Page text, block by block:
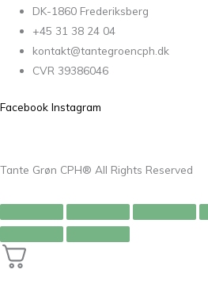
DK-1860 Frederiksberg
+45 31 38 24 04
kontakt@tantegroencph.dk
CVR 39386046
Facebook Instagram
Tante Grøn CPH® All Rights Reserved